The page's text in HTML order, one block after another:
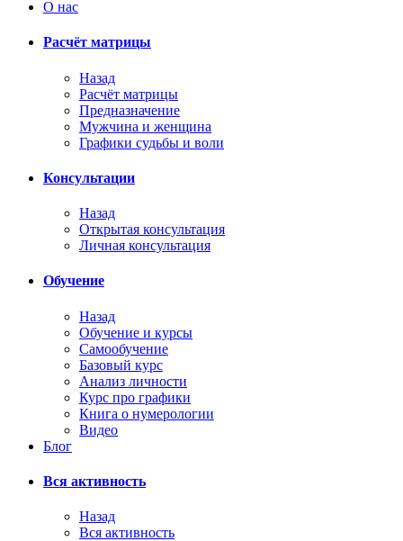
О нас
Расчёт матрицы
Назад
Расчёт матрицы
Предназначение
Мужчина и женщина
Графики судьбы и воли
Консультации
Назад
Открытая консультация
Личная консультация
Обучение
Назад
Обучение и курсы
Самообучение
Базовый курс
Анализ личности
Курс про графики
Книга о нумерологии
Видео
Блог
Вся активность
Назад
Вся активность